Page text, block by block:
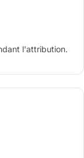
l'attribution.